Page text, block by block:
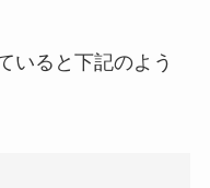
いると下記のよう